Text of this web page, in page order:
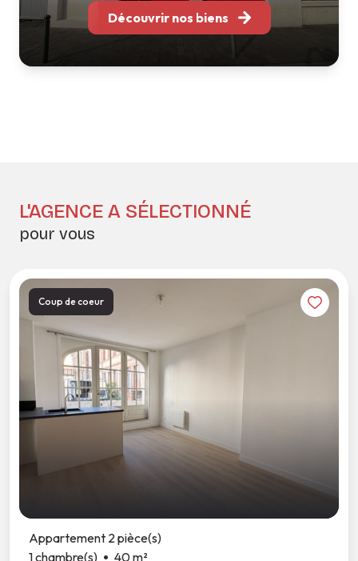
Découvrir nos biens
Implantés à Bordeaux, Nantes, Tours, Toulouse, Soustons
et La Rochelle, nous intervenons sur l'ensemble de l'Arc
structure à taille humaine, réactive et à l'écoute.
L'AGENCE A SÉLECTIONNÉ
pour vous
Coup de coeur
Appartement 2 pièce(s)
1 chambre(s)
40 m²